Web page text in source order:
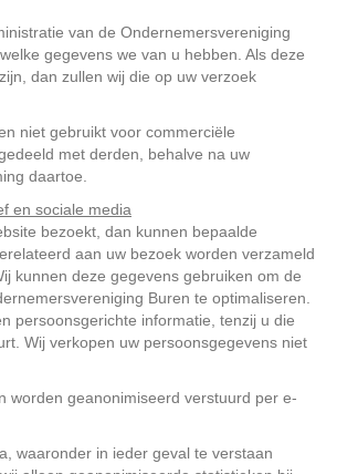
van de Ondernemersvereniging
gegevens we van u hebben. Als deze
dan zullen wij die op uw verzoek
niet gebruikt voor commerciële
met derden, behalve na uw
daartoe.
en sociale media
bezoekt, dan kunnen bepaalde
aan uw bezoek worden verzameld
kunnen deze gegevens gebruiken om de
Buren te optimaliseren.
persoonsgerichte informatie, tenzij u die
Wij verkopen uw persoonsgegevens niet
worden geanonimiseerd verstuurd per e-
waaronder in ieder geval te verstaan